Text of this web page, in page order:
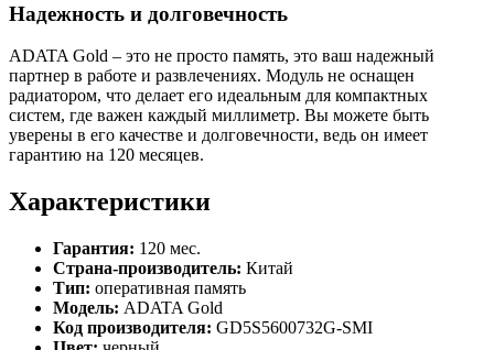
Надежность и долговечность
ADATA Gold – это не просто память, это ваш надежный
партнер в работе и развлечениях. Модуль не оснащен
радиатором, что делает его идеальным для компактных
систем, где важен каждый миллиметр. Вы можете быть
уверены в его качестве и долговечности, ведь он имеет
гарантию на 120 месяцев.
Характеристики
Гарантия: 120 мес.
Страна-производитель: Китай
Тип: оперативная память
Модель: ADATA Gold
Код производителя: GD5S5600732G-SMI